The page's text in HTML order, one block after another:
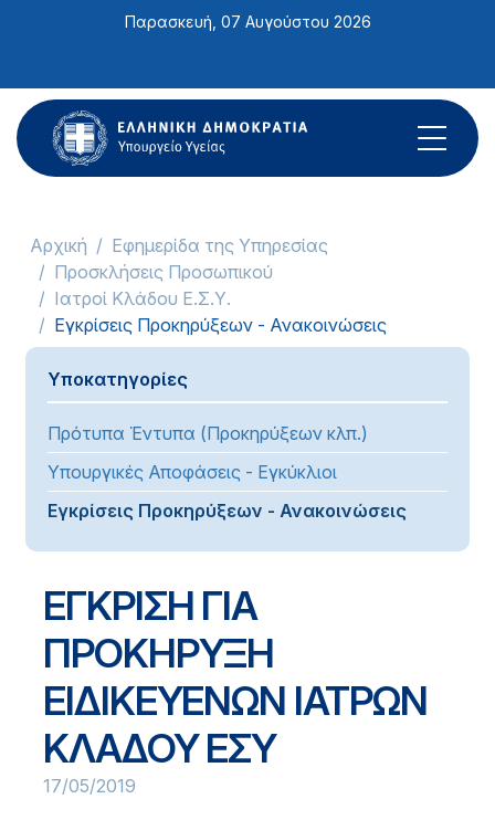
ιστότοπος
περιλαμβάνει
ένα
σύστημα
Παρασκευή, 07 Αυγούστου 2026
Αρχική
Εφημερίδα της Υπηρεσίας
Προσκλήσεις Προσωπικού
Ιατροί Κλάδου Ε.Σ.Υ.
Εγκρίσεις Προκηρύξεων - Ανακοινώσεις
Υποκατηγορίες
Πρότυπα Έντυπα (Προκηρύξεων κλπ.)
Υπουργικές Αποφάσεις - Εγκύκλιοι
Εγκρίσεις Προκηρύξεων - Ανακοινώσεις
ΕΓΚΡΙΣΗ ΓΙΑ
ΠΡΟΚΗΡΥΞΗ
ΕΙΔΙΚΕΥΕΝΩΝ ΙΑΤΡΩΝ
ΚΛΑΔΟΥ ΕΣΥ
17/05/2019